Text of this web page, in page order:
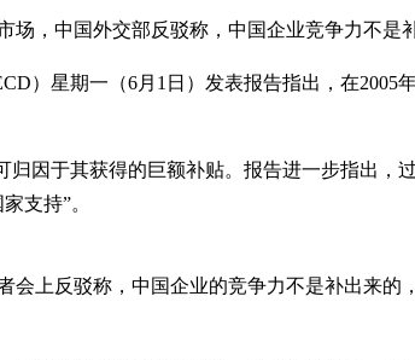
，中国外交部反驳称，中国企业竞争力不是
）星期一（6月1日）发表报告指出，在
因于其获得的巨额补贴。报告进一步指出
支持”。
会上反驳称，中国企业的竞争力不是补出来